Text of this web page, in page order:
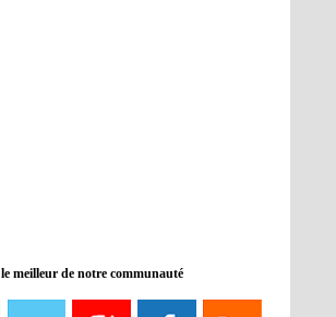
08:21 - 2022/11/08
Liverpool mis en vente par son
propriétaire
meilleur de notre communauté